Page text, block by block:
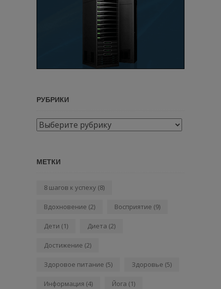
РУБРИКИ
Рубрики
МЕТКИ
8 шагов к успеху (8)
Вдохновение (2) Восприятие (9)
Дети (1) Диета (2)
Достижение (2)
Здоровое питание (5) Здоровье (5)
Информация (4) Йога (1)